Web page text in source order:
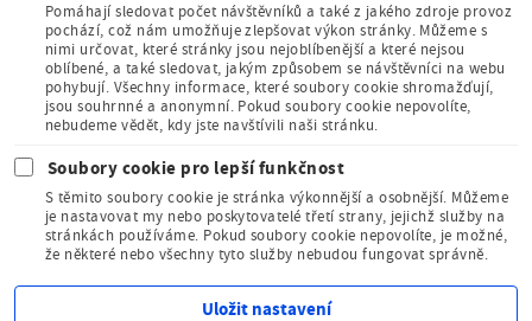
Člen Mezinárodního
sdružení pro dětskou
knihu
Kudy z nudy - tipy na výlet
Pomáhají sledovat počet návštěvníků a také z jakého zdroje provoz
pochází, což nám umožňuje zlepšovat výkon stránky. Můžeme s
nimi určovat, které stránky jsou nejoblíbenější a které nejsou
oblíbené, a také sledovat, jakým způsobem se návštěvníci na webu
pohybují. Všechny informace, které soubory cookie shromažďují,
jsou souhrnné a anonymní. Pokud soubory cookie nepovolíte,
nebudeme vědět, kdy jste navštívili naši stránku.
Soubory cookie pro lepší funkčnost
S těmito soubory cookie je stránka výkonnější a osobnější. Můžeme
je nastavovat my nebo poskytovatelé třetí strany, jejichž služby na
stránkách používáme. Pokud soubory cookie nepovolíte, je možné,
že některé nebo všechny tyto služby nebudou fungovat správně.
Uložit nastavení